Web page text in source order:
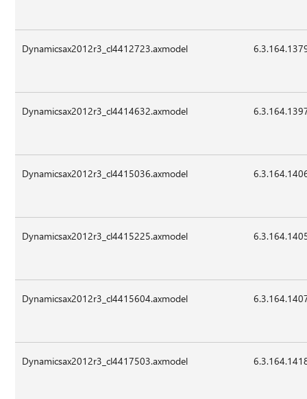
Dynamicsax2012r3_cl4412723.axmodel
Dynamicsax2012r3_cl4414632.axmodel
Dynamicsax2012r3_cl4415036.axmodel
Dynamicsax2012r3_cl4415225.axmodel
Dynamicsax2012r3_cl4415604.axmodel
Dynamicsax2012r3_cl4417503.axmodel